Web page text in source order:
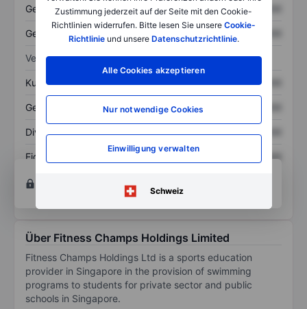
Zustimmung jederzeit auf der Seite mit den Cookie-
Richtlinien widerrufen. Bitte lesen Sie unsere Cookie-
Richtlinieund unsere Datenschutzrichtlinie.
Alle Cookies akzeptieren
Nur notwendige Cookies
Einwilligung verwalten
Schweiz
Gesamtvermögen XXXXXXX XXXXXXX
Gesamtschulden XXXXXXX
Verhältnisse
Kurs/Umsatz XXXXXXX XXXXXXX
Gewinn je Aktie XXXXXXX
Dividende je Aktie XXXXXXX XXXXXXX
Eigenkapitalrendite
XXXXXXX
und Analyse-Tools zu erhalten.
Über Fitness Champs Holdings Limited
Fitness Champs Holdings Ltd is a sports education
provider in Singapore in the provision of swimming
programs to students for private sector and public
schools in Singapore.